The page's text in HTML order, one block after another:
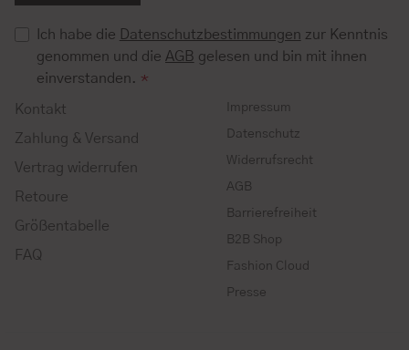
Ich habe die Datenschutzbestimmungen zur Kenntnis
genommen und die AGB gelesen und bin mit ihnen
einverstanden. *
Kontakt
Zahlung & Versand
Vertrag widerrufen
Retoure
Größentabelle
FAQ
Impressum
Datenschutz
Widerrufsrecht
AGB
Barrierefreiheit
B2B Shop
Fashion Cloud
Presse